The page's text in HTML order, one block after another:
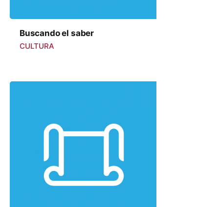
Buscando el saber
CULTURA